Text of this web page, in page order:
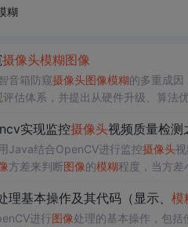
糊
摄像头模糊图像
音箱防窥摄像头图像模糊的多重成因
估体系，并提出从硬件升级、算法
实现监控摄像头视频质量检测
Java结合OpenCV进行监控摄像头
方差来判断图像的模糊程度，当方差
理基本操作及其代码（显示、 模
进行图像处理的基本操作，包